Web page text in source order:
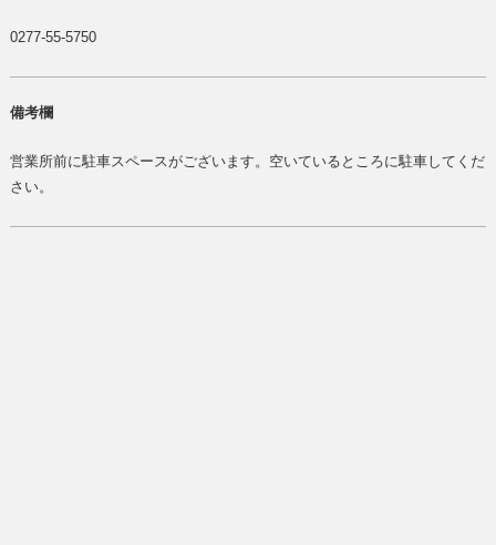
0277-55-5750
備考欄
営業所前に駐車スペースがございます。空いているところに駐車してくだ
さい。